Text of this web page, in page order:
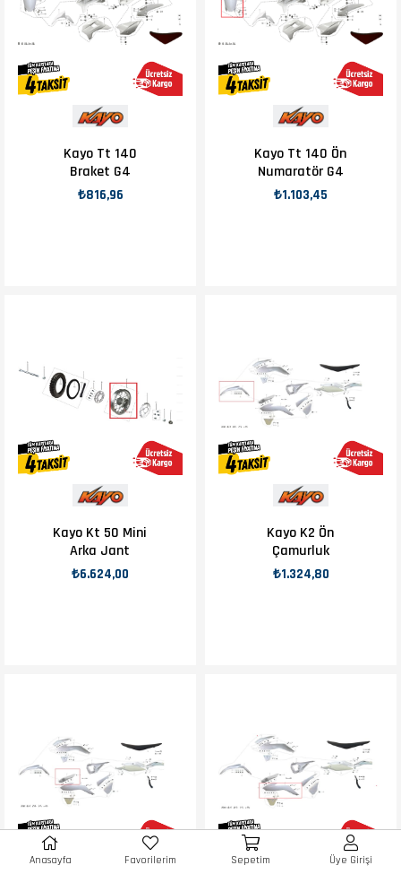
Kayo Tt 140
Braket G4
₺816,96
Kayo Tt 140 Ön
Numaratör G4
₺1.103,45
Kayo Kt 50 Mini
Arka Jant
₺6.624,00
Kayo K2 Ön
Çamurluk
₺1.324,80
Anasayfa Favorilerim Sepetim Üye Girişi